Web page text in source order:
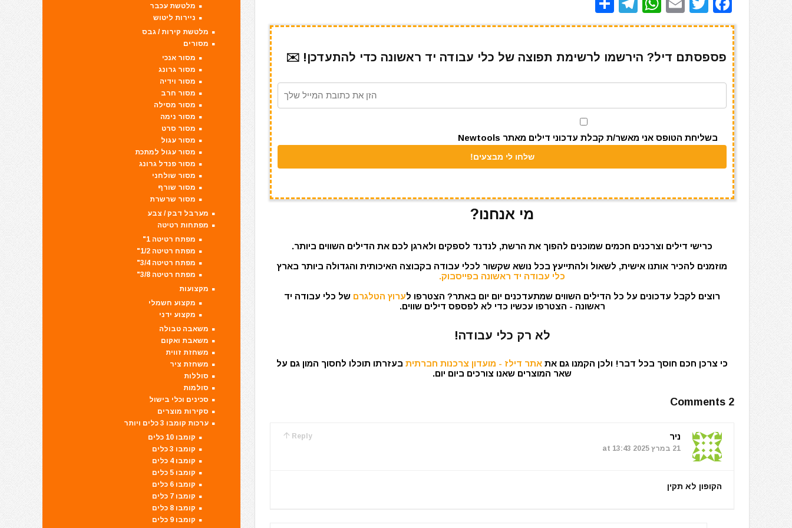
a
e
b
k
w
te
r
m
l
h
s
A
el
gr
a
h
e
פספסתם דיל? הירשמו לרשימת תפוצה של כלי עבודה יד ראשונה כדי להתעדכן! ✉️
בשליחת הטופס אני מאשר/ת קבלת עדכוני דילים מאתר Newtools
מי אנחנו?
כרישי דילים וצרכנים חכמים שמוכנים להפוך את הרשת, לנדנד לספקים ולארגן לכם את הדילים השווים ביותר.
מוזמנים להכיר אותנו אישית, לשאול ולהתייעץ בכל נושא שקשור לכלי עבודה בקבוצה האיכותית והגדולה ביותר בארץ
כלי עבודה יד ראשונה בפייסבוק.
רוצים לקבל עדכונים על כל הדילים השווים שמתעדכנים יום יום באתר? הצטרפו לערוץ הטלגרם של כלי עבודה יד
ראשונה - הצטרפו עכשיו כדי לא לפספס דילים שווים.
לא רק כלי עבודה!
כי צרכן חכם חוסך בכל דבר! ולכן הקמנו גם את אתר דילז - מועדון צרכנות חברתית בעזרתו תוכלו לחסוך המון גם על
שאר המוצרים שאנו צורכים ביום יום.
2 Comments
Reply ניר
21 במרץ 2025 at 13:43
הקופון לא תקין
מלטשת עכבר
ניירות ליטוש
מלטשת קירות / גבס
מסורים
מסור אנכי
מסור גרונג
מסור וידיה
מסור חרב
מסור מסילה
מסור נימה
מסור סרט
מסור עגול
מסור עגול למתכת
מסור פנדל גרונג
מסור שולחני
מסור שורף
מסור שרשרת
מערבל דבק / צבע
מפתחות רטיטה
מפתח רטיטה 1"
מפתח רטיטה 1/2"
מפתח רטיטה 3/4"
מפתח רטיטה 3/8"
מקצועות
מקצוע חשמלי
מקצוע ידני
משאבה טבולה
משאבת ואקום
משחזת זווית
משחזת ציר
סוללות
סולמות
סכינים וכלי בישול
סקירות מוצרים
ערכות קומבו 3 כלים ויותר
קומבו 10 כלים
קומבו 3 כלים
קומבו 4 כלים
קומבו 5 כלים
קומבו 6 כלים
קומבו 7 כלים
קומבו 8 כלים
קומבו 9 כלים